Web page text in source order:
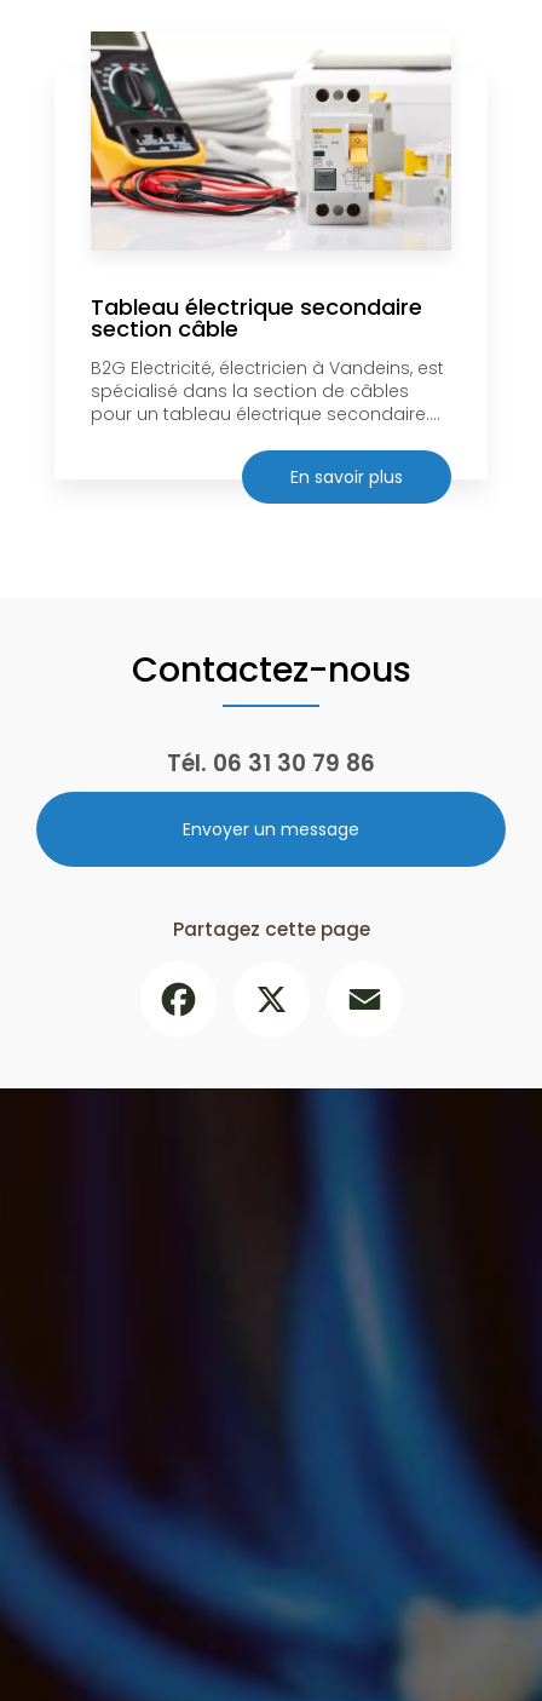
Tableau électrique secondaire
section câble
B2G Electricité, électricien à Vandeins, est
spécialisé dans la section de câbles
pour un tableau électrique secondaire....
En savoir plus
Contactez-nous
Tél. 06 31 30 79 86
Envoyer un message
Partagez cette page